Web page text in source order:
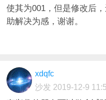
使其为001，但是修改后
助解决为感，谢谢。
xdqfc
沙发 2019-12-9